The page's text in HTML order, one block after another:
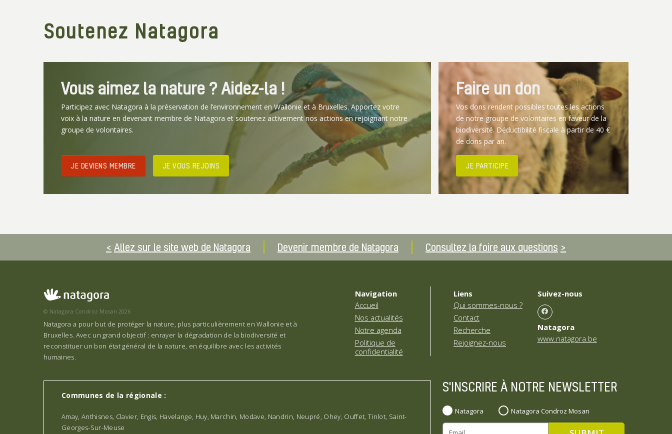
Soutenez Natagora
Vous aimez la nature ? Aidez-la !
Participez avec Natagora à la préservation de l’environnement en Wallonie et à Bruxelles. Apportez votre
voix à la nature en devenant membre de Natagora et soutenez activement nos actions en rejoignant notre
groupe de volontaires.
JE DEVIENS MEMBRE JE VOUS REJOINS
Faire un don
Vos dons rendent possibles toutes les actions
de notre groupe de volontaires en faveur de la
biodiversité. Déductibilité fiscale à partir de 40 €
de dons par an.
JE PARTICIPE
Allez sur le site web de Natagora Devenir membre de Natagora Consultez la foire aux questions
© Natagora Condroz Mosan 2026
Natagora a pour but de protéger la nature, plus particulièrement en Wallonie et à
Bruxelles. Avec un grand objectif : enrayer la dégradation de la biodiversité et
reconstituer un bon état général de la nature, en équilibre avec les activités
humaines.
Navigation
Accueil
Nos actualités
Notre agenda
Politique de
confidentialité
Liens
Qui sommes-nous ?
Contact
Recherche
Rejoignez-nous
Suivez-nous
Natagora
www.natagora.be
Communes de la régionale :
Amay, Anthisnes, Clavier, Engis, Havelange, Huy, Marchin, Modave, Nandrin, Neupré, Ohey, Ouffet, Tinlot, Saint-
Georges-Sur-Meuse
S'INSCRIRE À NOTRE NEWSLETTER
Natagora Natagora Condroz Mosan